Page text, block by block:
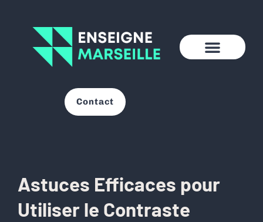
Contact
Astuces Efficaces pour
Utiliser le Contraste